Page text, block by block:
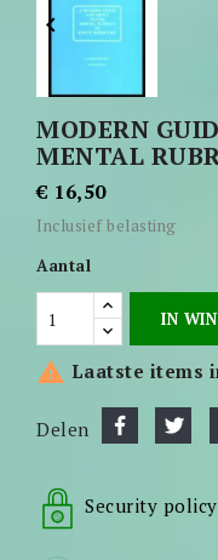

MODERN
MENTAL
€ 16,50
Inclusief belasting
Aantal
IN
 Laatste items
Delen
Security policy